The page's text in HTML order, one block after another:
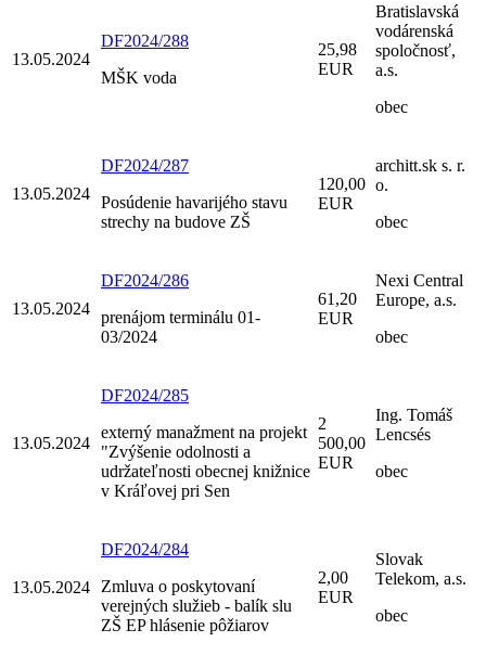
13.05.2024
DF2024/288
MŠK voda
25,98
EUR
Bratislavská
vodárenská
spoločnosť,
a.s.
obec
13.05.2024
DF2024/287
Posúdenie havarijého stavu
strechy na budove ZŠ
120,00
EUR
architt.sk s. r.
o.
obec
13.05.2024
DF2024/286
prenájom terminálu 01-
03/2024
61,20
EUR
Nexi Central
Europe, a.s.
obec
13.05.2024
DF2024/285
externý manažment na projekt
"Zvýšenie odolnosti a
udržateľnosti obecnej knižnice
v Kráľovej pri Sen
2
500,00
EUR
Ing. Tomáš
Lencsés
obec
13.05.2024
DF2024/284
Zmluva o poskytovaní
verejných služieb - balík slu
ZŠ EP hlásenie pôžiarov
2,00
EUR
Slovak
Telekom, a.s.
obec